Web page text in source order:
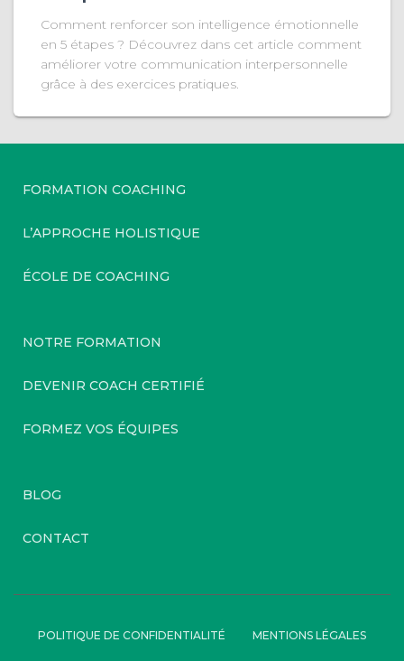
Comment renforcer son intelligence émotionnelle
en 5 étapes ? Découvrez dans cet article comment
améliorer votre communication interpersonnelle
grâce à des exercices pratiques.
FORMATION COACHING
L’APPROCHE HOLISTIQUE
ÉCOLE DE COACHING
NOTRE FORMATION
DEVENIR COACH CERTIFIÉ
FORMEZ VOS ÉQUIPES
BLOG
CONTACT
POLITIQUE DE CONFIDENTIALITÉ MENTIONS LÉGALES